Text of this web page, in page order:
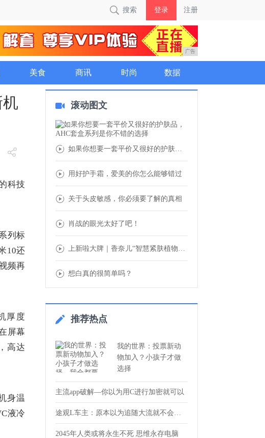
搜索 登录 注册
广告
美食 商讯 时尚 数据
科技
列标
10还
频再
厚度
屏幕
高达
身温
液冷
滚动图文
如果你想要一套平价又很好的护肤品，AHC套
用好护手霜，爱美的你怎么能够错过
关于头皮敏感，你必须要了解的真相
肖战的眼光太好了吧！
上新啦大牌｜香奈儿“智慧紧肤植物精萃眼霜”
想白真的很简单吗？
推荐热点
我的世界：投票新动
物加入？小孩子才做
选择
主流app破解—你以为用C进行加密就可以
途观L车主：原本以为追随大流就不会错，直
2045年人类或将永生不死 思维永存电脑